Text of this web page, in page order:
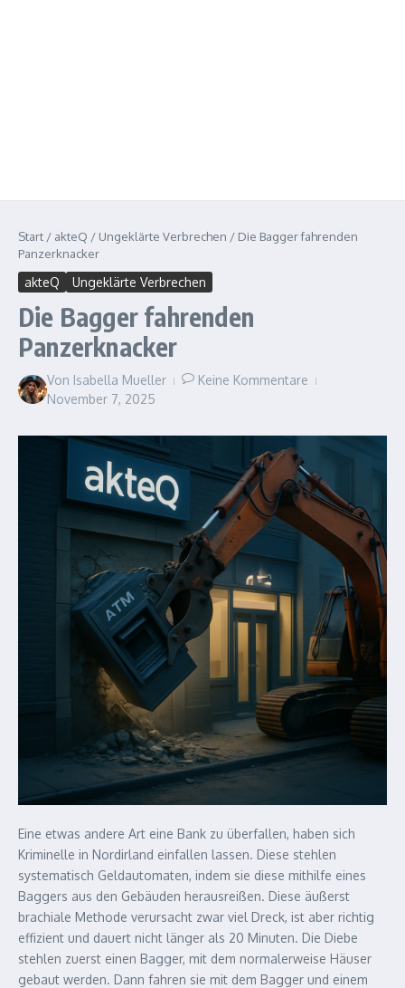
Start / akteQ / Ungeklärte Verbrechen / Die Bagger fahrenden
Panzerknacker
akteQ Ungeklärte Verbrechen
Die Bagger fahrenden
Panzerknacker
Von Isabella Mueller
Keine Kommentare
November 7, 2025
Eine etwas andere Art eine Bank zu überfallen, haben sich
Kriminelle in Nordirland einfallen lassen. Diese stehlen
systematisch Geldautomaten, indem sie diese mithilfe eines
Baggers aus den Gebäuden herausreißen. Diese äußerst
brachiale Methode verursacht zwar viel Dreck, ist aber richtig
effizient und dauert nicht länger als 20 Minuten. Die Diebe
stehlen zuerst einen Bagger, mit dem normalerweise Häuser
gebaut werden. Dann fahren sie mit dem Bagger und einem